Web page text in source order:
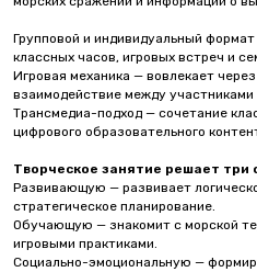
Групповой и индивидуальный
классных часов, игровых встреч и
Игровая механика — вовлекает
взаимодействие между участниками
Трансмедиа-подход — сочетание
цифрового образовательного
Творческое занятие решает три
Развивающую — развивает
стратегическое планирование.
Обучающую — знакомит с морской
игровыми практиками.
Социально-эмоциональную —